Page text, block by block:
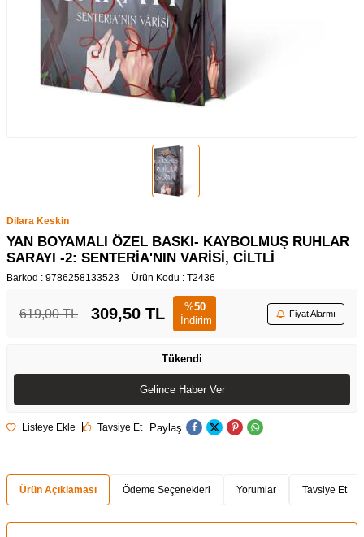
Dilara Keskin
YAN BOYAMALI ÖZEL BASKI- KAYBOLMUŞ RUHLAR
SARAYI -2: SENTERİA'NIN VARİSİ, CİLTLİ
Barkod : 9786258133523 Ürün Kodu : T2436
619,00TL 309,50 TL %50
İndirim
Fiyat Alarmı
Tükendi
Gelince Haber Ver
Listeye Ekle Tavsiye Et Paylaş
Ürün Açıklaması Ödeme Seçenekleri Yorumlar Tavsiye Et